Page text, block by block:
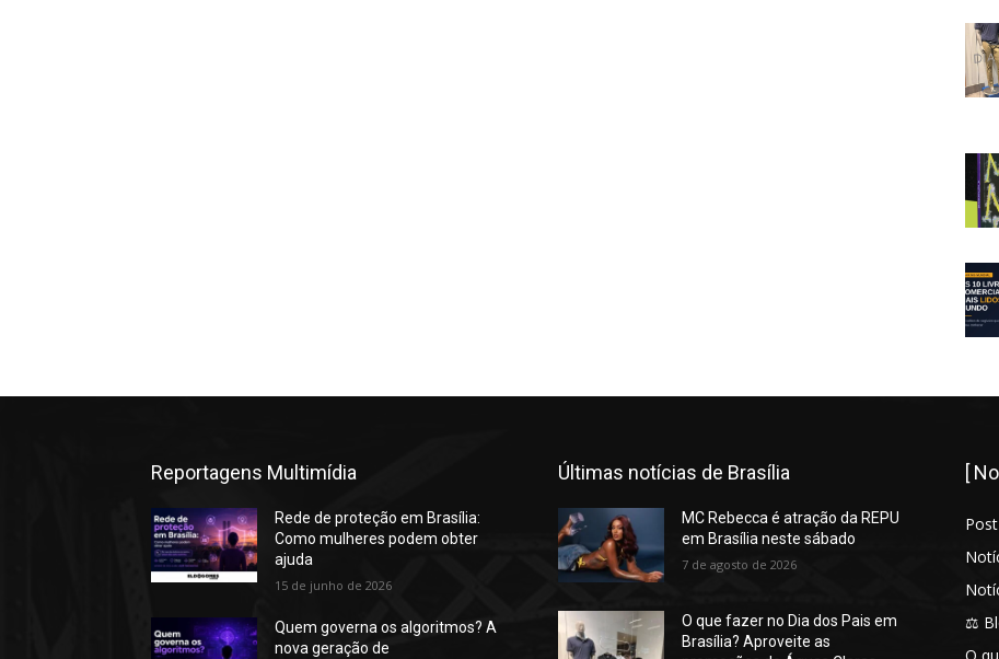
Reportagens Multimídia
Rede de proteção em Brasília:
Como mulheres podem obter
ajuda
15 de junho de 2026
Quem governa os algoritmos? A
nova geração de
Últimas notícias de Brasília
MC Rebecca é atração da REPU
em Brasília neste sábado
7 de agosto de 2026
O que fazer no Dia dos Pais em
Brasília? Aproveite as
[
⚖️